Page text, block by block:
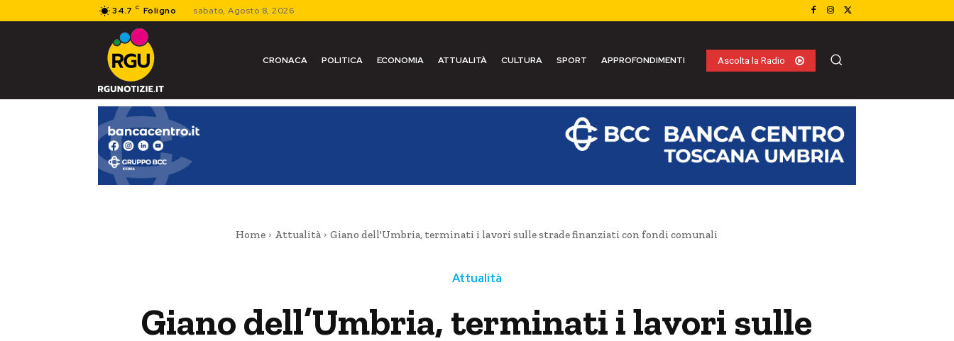
34.7 C Foligno sabato, Agosto 8, 2026
CRONACA POLITICA ECONOMIA ATTUALITÀ CULTURA SPORT APPROFONDIMENTI Ascolta la Radio
Home Attualità Giano dell'Umbria, terminati i lavori sulle strade finanziati con fondi comunali
Attualità
Giano dell’Umbria, terminati i lavori sulle